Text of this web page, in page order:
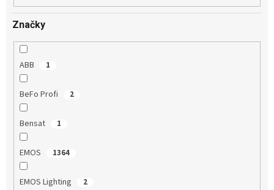
Značky
ABB 1
BeFo Profi 2
Bensat 1
EMOS 1364
EMOS Lighting 2